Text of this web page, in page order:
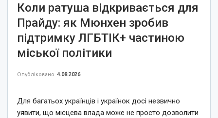
Коли ратуша відкривається для
Прайду: як Мюнхен зробив
підтримку ЛГБТІК+ частиною
міської політики
Опубліковано 4.08.2026
Для багатьох українців і українок досі незвично
уявити, що місцева влада може не просто дозволити